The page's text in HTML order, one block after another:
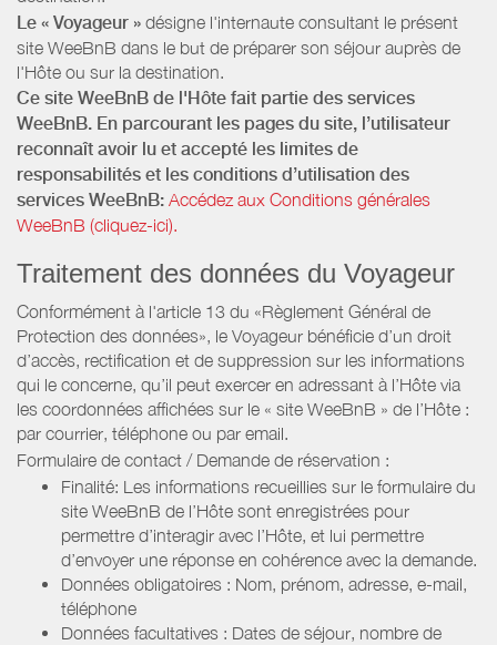
Le « Voyageur » désigne l'internaute consultant le présent
site WeeBnB dans le but de préparer son séjour auprès de
l'Hôte ou sur la destination.
Ce site WeeBnB de l'Hôte fait partie des services
WeeBnB. En parcourant les pages du site, l’utilisateur
reconnaît avoir lu et accepté les limites de
responsabilités et les conditions d’utilisation des
services WeeBnB: Accédez aux Conditions générales
WeeBnB (cliquez-ici).
Traitement des données du Voyageur
Conformément à l'article 13 du «Règlement Général de
Protection des données», le Voyageur bénéficie d’un droit
d’accès, rectification et de suppression sur les informations
qui le concerne, qu’il peut exercer en adressant à l’Hôte via
les coordonnées affichées sur le « site WeeBnB » de l’Hôte :
par courrier, téléphone ou par email.
Formulaire de contact / Demande de réservation :
Finalité: Les informations recueillies sur le formulaire du
site WeeBnB de l’Hôte sont enregistrées pour
permettre d’interagir avec l’Hôte, et lui permettre
d’envoyer une réponse en cohérence avec la demande.
Données obligatoires : Nom, prénom, adresse, e-mail,
téléphone
Données facultatives : Dates de séjour, nombre de